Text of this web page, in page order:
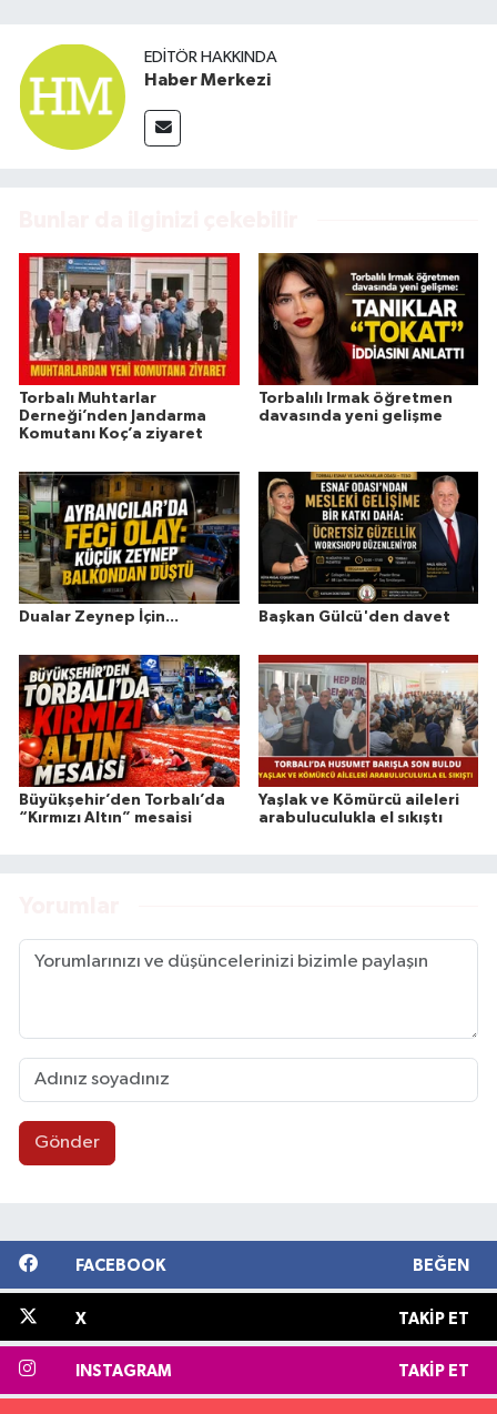
EDITÖR HAKKINDA
Haber Merkezi
Torbalı Muhtarlar
Derneği’nden Jandarma
Komutanı Koç’a ziyaret
Torbalılı Irmak öğretmen
davasında yeni gelişme
Dualar Zeynep İçin... Başkan Gülcü'den davet
Büyükşehir’den Torbalı’da
“Kırmızı Altın” mesaisi
Yaşlak ve Kömürcü aileleri
arabuluculukla el sıkıştı
Gönder
FACEBOOK BEĞEN
X TAKIP ET
INSTAGRAM TAKIP ET